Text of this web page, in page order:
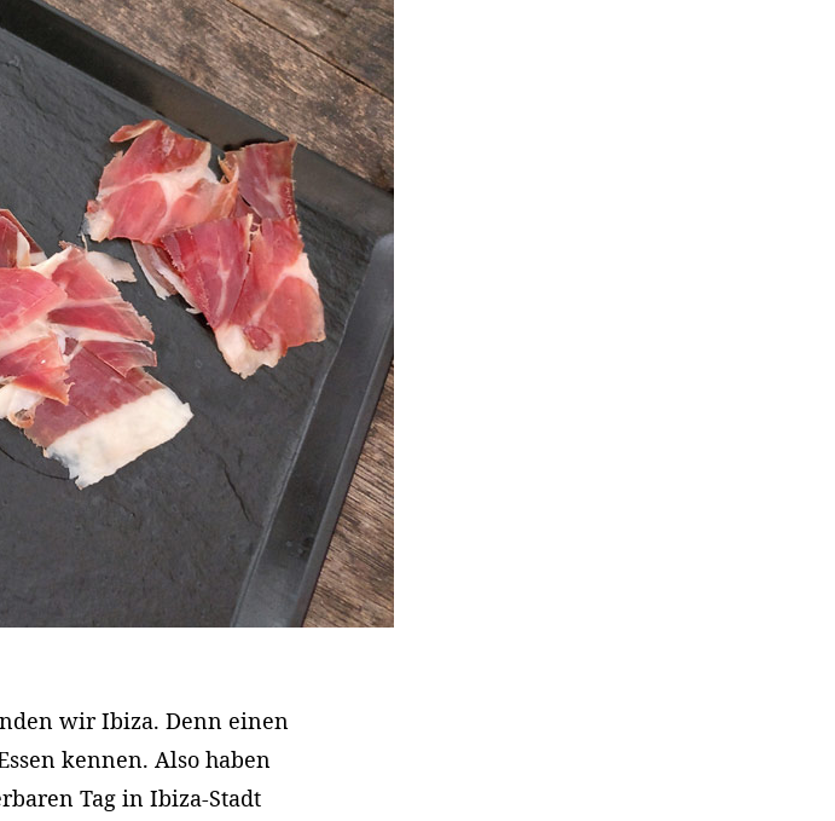
wir Ibiza. Denn einen
kennen. Also haben
Tag in Ibiza-Stadt